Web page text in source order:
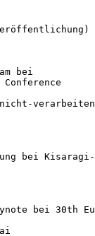
bei
Conference
bei
bei 30th